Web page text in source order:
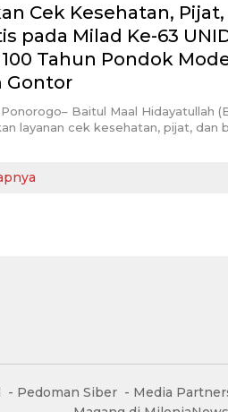
Cek Kesehatan,
pada Milad Ke-63
Tahun Pondok
Gontor
Baitul Maal Hidayatullah
layanan cek kesehatan, pijat, dan
Pedoman Siber Media